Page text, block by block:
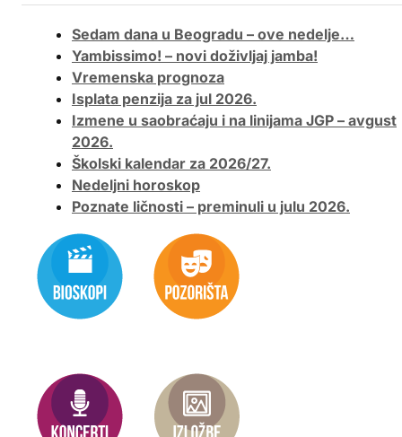
Sedam dana u Beogradu – ove nedelje…
Yambissimo! – novi doživljaj jamba!
Vremenska prognoza
Isplata penzija za jul 2026.
Izmene u saobraćaju i na linijama JGP – avgust
2026.
Školski kalendar za 2026/27.
Nedeljni horoskop
Poznate ličnosti – preminuli u julu 2026.